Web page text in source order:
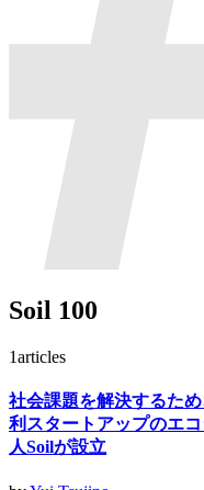
Soil 100
1articles
社会課題を解決するた
利スタートアップのエ
人Soilが設立